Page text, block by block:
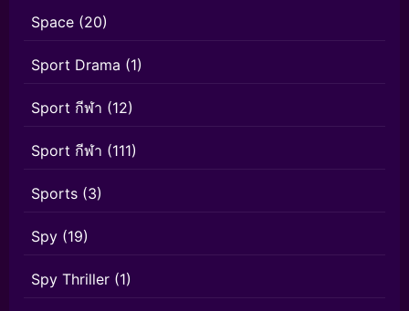
Space (20)
Sport Drama (1)
Sport กีฬา (12)
Sport กีฬา (111)
Sports (3)
Spy (19)
Spy Thriller (1)